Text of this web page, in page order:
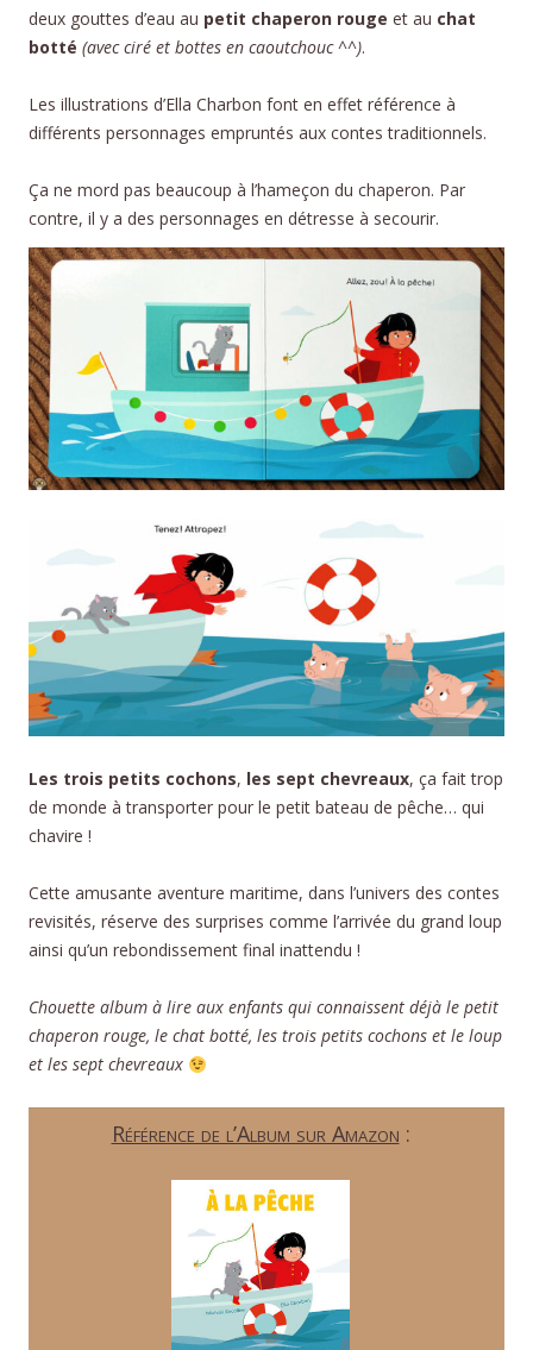
deux gouttes d’eau au petit chaperon rouge et au chat
botté (avec ciré et bottes en caoutchouc ^^).
Les illustrations d’Ella Charbon font en effet référence à
différents personnages empruntés aux contes traditionnels.
Ça ne mord pas beaucoup à l’hameçon du chaperon. Par
contre, il y a des personnages en détresse à secourir.
Les trois petits cochons, les sept chevreaux, ça fait trop
de monde à transporter pour le petit bateau de pêche… qui
chavire !
Cette amusante aventure maritime, dans l’univers des contes
revisités, réserve des surprises comme l’arrivée du grand loup
ainsi qu’un rebondissement final inattendu !
Chouette album à lire aux enfants qui connaissent déjà le petit
chaperon rouge, le chat botté, les trois petits cochons et le loup
et les sept chevreaux
Référence de l’Album sur Amazon :